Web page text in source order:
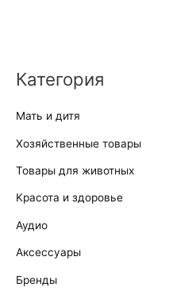
Категория
Мать и дитя
Хозяйственные товары
Товары для животных
Kрасота и здоровье
Аудио
Аксессуары
Бренды